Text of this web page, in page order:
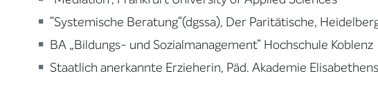
“Systemische Beratung“(dgssa), Der Paritätische,
BA „Bildungs- und Sozialmanagement“ Hochschule Koblenz
Staatlich anerkannte Erzieherin, Päd. Akademie